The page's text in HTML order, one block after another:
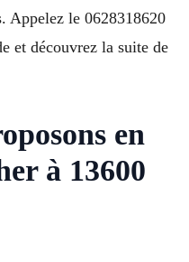
Appelez le 0628318620
et découvrez la suite de
en
à 13600